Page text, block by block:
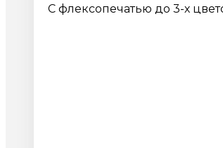
С флексопечатью до 3-х